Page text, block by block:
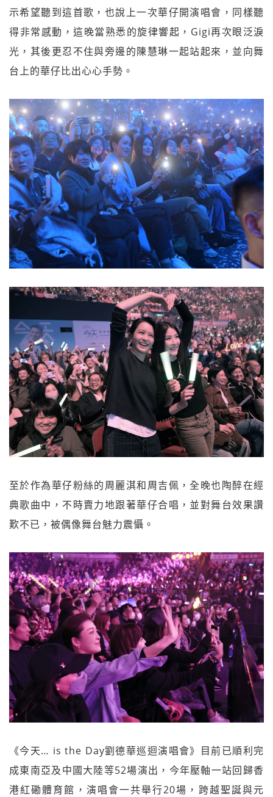
示希望聽到這首歌，也說上一次華仔開演唱會，同樣聽
得非常感動，這晚當熟悉的旋律響起，Gigi再次眼泛淚
光，其後更忍不住與旁邊的陳慧琳一起站起來，並向舞
台上的華仔比出心心手勢。
至於作為華仔粉絲的周麗淇和周吉佩，全晚也陶醉在經
典歌曲中，不時賣力地跟著華仔合唱，並對舞台效果讚
歎不已，被偶像舞台魅力震懾。
《今天… is the Day劉德華巡迴演唱會》目前已順利完
成東南亞及中國大陸等52場演出，今年壓軸一站回歸香
港紅磡體育館，演唱會一共舉行20場，跨越聖誕與元